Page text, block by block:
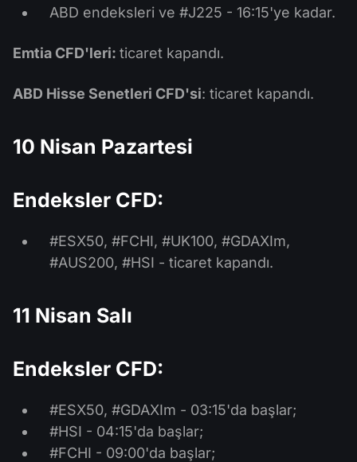
ABD endeksleri ve #J225 - 16:15'ye kadar.
Emtia CFD'leri: ticaret kapandı.
ABD Hisse Senetleri CFD'si: ticaret kapandı.
10 Nisan Pazartesi
Endeksler CFD:
#ESX50, #FCHI, #UK100, #GDAXIm,
#AUS200, #HSI - ticaret kapandı.
11 Nisan Salı
Endeksler CFD:
#ESX50, #GDAXIm - 03:15'da başlar;
#HSI - 04:15'da başlar;
#FCHI - 09:00'da başlar;